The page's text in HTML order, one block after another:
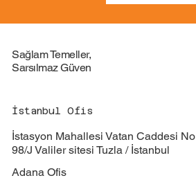
Sağlam Temeller,
Sarsılmaz Güven
İstanbul Ofis
İstasyon Mahallesi Vatan Caddesi No
98/J Valiler sitesi Tuzla / İstanbul
Adana Ofis